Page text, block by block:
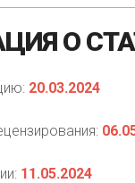
О
20.03.2024
11.05.2024